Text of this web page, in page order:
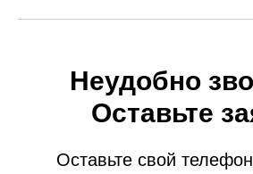
Неудобно
Оставьте
Оставьте свой